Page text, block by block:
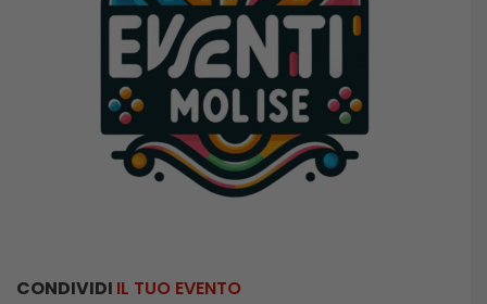
CONDIVIDI IL TUO EVENTO